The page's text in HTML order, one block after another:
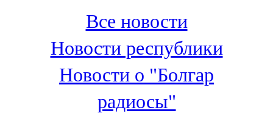
100,3 FM
Зәй
106,6 FM
Кадыбаш
105,2 FM
Все новости
Новости республики
Новости о "Болгар
радиосы"